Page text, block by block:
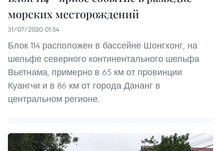
морских месторождений
31/07/2020 01:54
Блок 114 расположен в бассейне Шонгхонг, на
шельфе северного континентального шельфа
Вьетнама, примерно в 65 км от провинции
Куангчи и в 86 км от города Дананг в
центральном регионе.